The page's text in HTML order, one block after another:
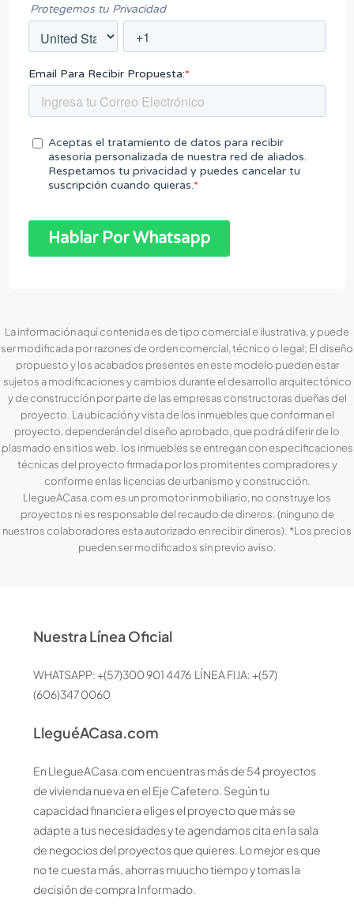
La información aquí contenida es de tipo comercial e ilustrativa, y puede
ser modificada por razones de orden comercial, técnico o legal; El diseño
propuesto y los acabados presentes en este modelo pueden estar
sujetos a modificaciones y cambios durante el desarrollo arquitectónico
y de construcción por parte de las empresas constructoras dueñas del
proyecto. La ubicación y vista de los inmuebles que conforman el
proyecto, dependerán del diseño aprobado, que podrá diferir de lo
plasmado en sitios web. los inmuebles se entregan con especificaciones
técnicas del proyecto firmada por los promitentes compradores y
conforme en las licencias de urbanismo y construcción.
LlegueACasa.com es un promotor inmobiliario, no construye los
proyectos ni es responsable del recaudo de dineros. (ninguno de
nuestros colaboradores esta autorizado en recibir dineros). *Los precios
pueden ser modificados sin previo aviso.
Nuestra Línea Oficial
WHATSAPP: +(57)300 901 4476 LÍNEA FIJA: +(57)
(606)347 0060
LleguéACasa.com
En LlegueACasa.com encuentras más de 54 proyectos
de vivienda nueva en el Eje Cafetero. Según tu
capacidad financiera eliges el proyecto que más se
adapte a tus necesidades y te agendamos cita en la sala
de negocios del proyectos que quieres. Lo mejor es que
no te cuesta más, ahorras muucho tiempo y tomas la
decisión de compra Informado.